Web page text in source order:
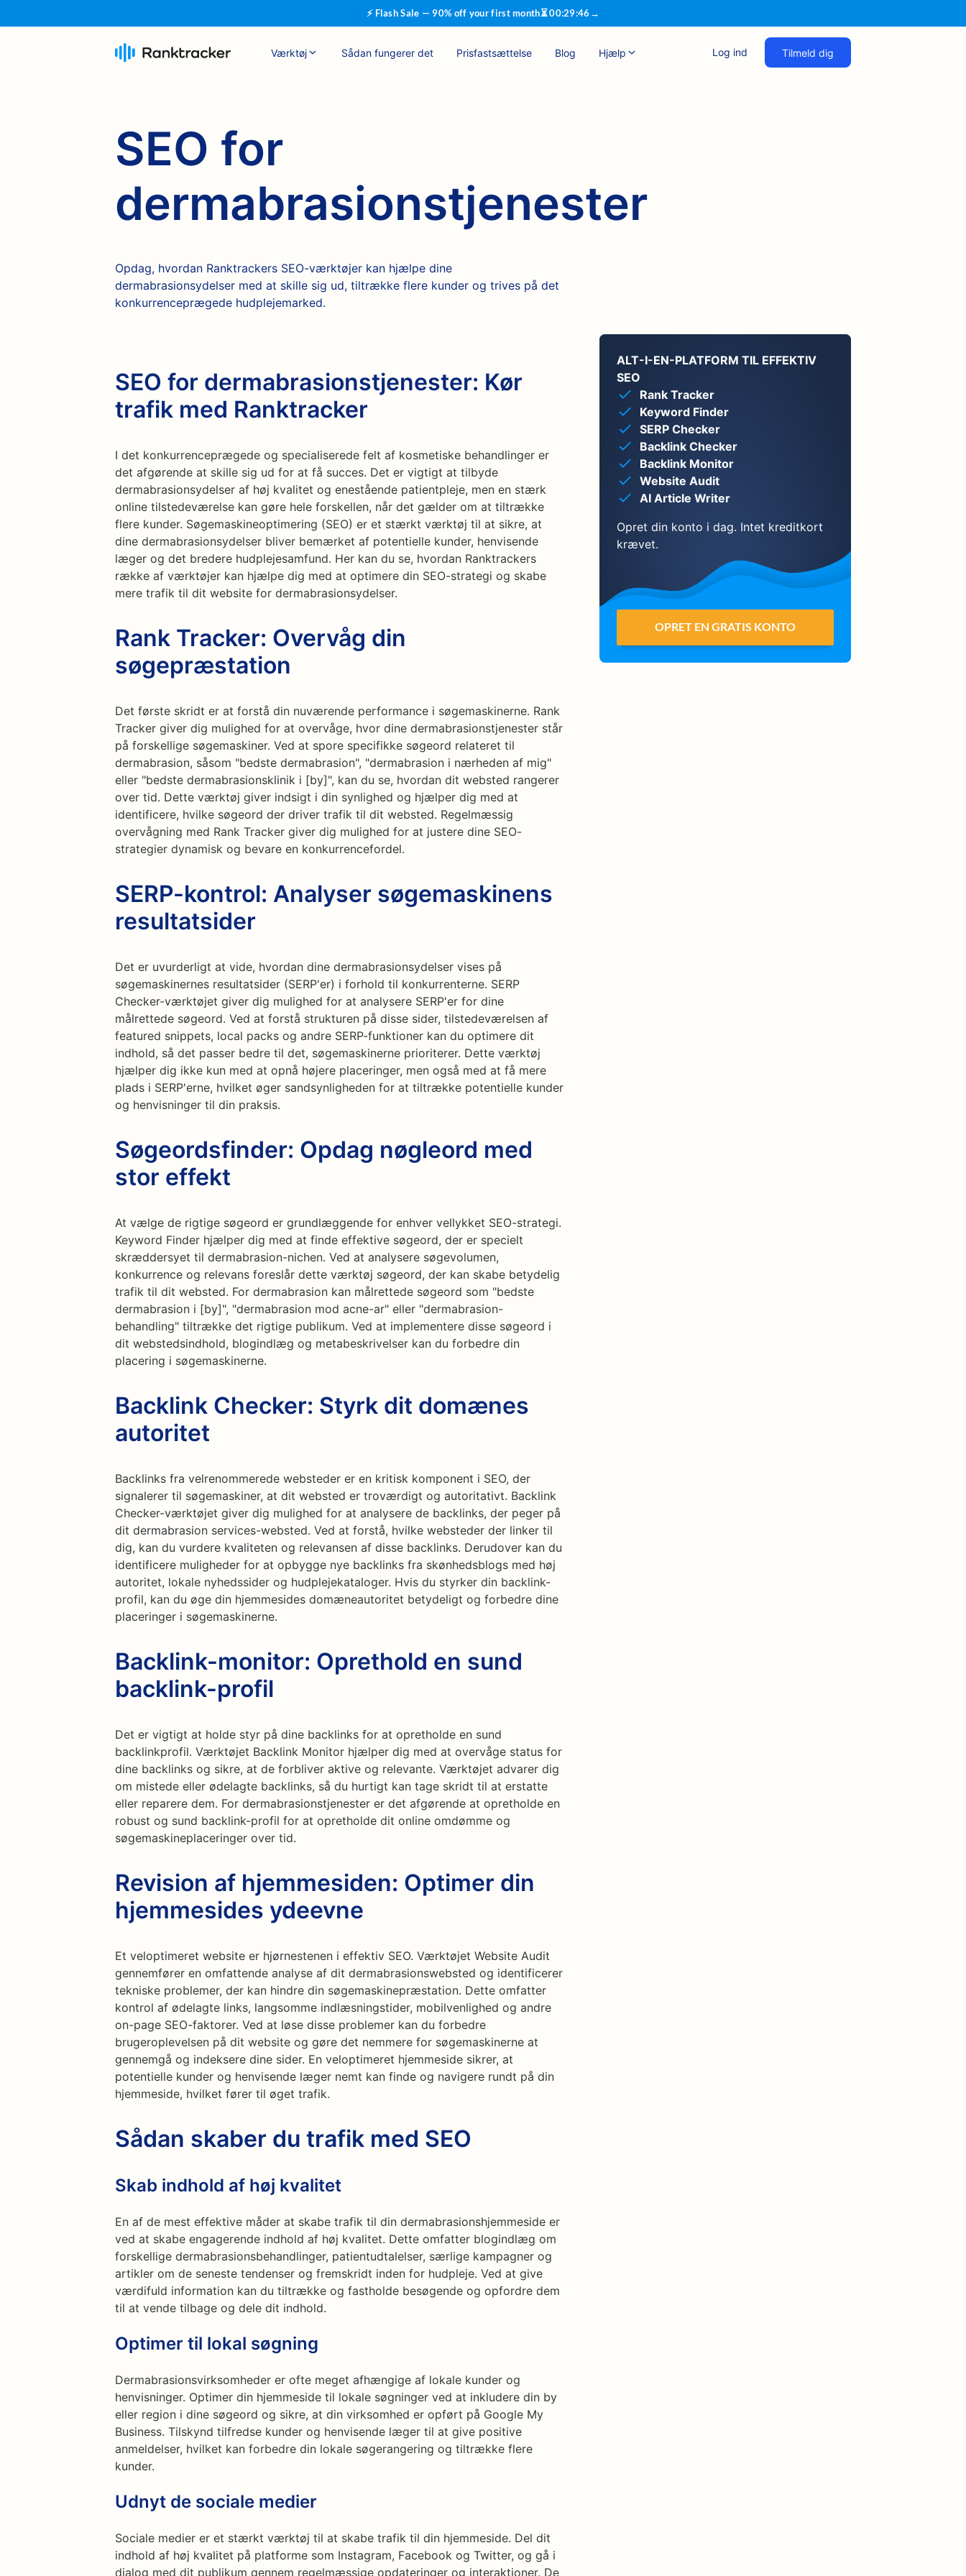
⚡ Flash Sale — 90% off your first month⏳00:29:45 →
Værktøj Sådan fungerer det Prisfastsættelse Blog Hjælp Log ind Tilmeld dig
SEO for
dermabrasionstjenester
Opdag, hvordan Ranktrackers SEO-værktøjer kan hjælpe dine
dermabrasionsydelser med at skille sig ud, tiltrække flere kunder og trives på det
konkurrenceprægede hudplejemarked.
SEO for dermabrasionstjenester: Kør
trafik med Ranktracker
I det konkurrenceprægede og specialiserede felt af kosmetiske behandlinger er
det afgørende at skille sig ud for at få succes. Det er vigtigt at tilbyde
dermabrasionsydelser af høj kvalitet og enestående patientpleje, men en stærk
online tilstedeværelse kan gøre hele forskellen, når det gælder om at tiltrække
flere kunder. Søgemaskineoptimering (SEO) er et stærkt værktøj til at sikre, at
dine dermabrasionsydelser bliver bemærket af potentielle kunder, henvisende
læger og det bredere hudplejesamfund. Her kan du se, hvordan Ranktrackers
række af værktøjer kan hjælpe dig med at optimere din SEO-strategi og skabe
mere trafik til dit website for dermabrasionsydelser.
Rank Tracker: Overvåg din
søgepræstation
Det første skridt er at forstå din nuværende performance i søgemaskinerne. Rank
Tracker giver dig mulighed for at overvåge, hvor dine dermabrasionstjenester står
på forskellige søgemaskiner. Ved at spore specifikke søgeord relateret til
dermabrasion, såsom "bedste dermabrasion", "dermabrasion i nærheden af mig"
eller "bedste dermabrasionsklinik i [by]", kan du se, hvordan dit websted rangerer
over tid. Dette værktøj giver indsigt i din synlighed og hjælper dig med at
identificere, hvilke søgeord der driver trafik til dit websted. Regelmæssig
overvågning med Rank Tracker giver dig mulighed for at justere dine SEO-
strategier dynamisk og bevare en konkurrencefordel.
SERP-kontrol: Analyser søgemaskinens
resultatsider
Det er uvurderligt at vide, hvordan dine dermabrasionsydelser vises på
søgemaskinernes resultatsider (SERP'er) i forhold til konkurrenterne. SERP
Checker-værktøjet giver dig mulighed for at analysere SERP'er for dine
målrettede søgeord. Ved at forstå strukturen på disse sider, tilstedeværelsen af
featured snippets, local packs og andre SERP-funktioner kan du optimere dit
indhold, så det passer bedre til det, søgemaskinerne prioriterer. Dette værktøj
hjælper dig ikke kun med at opnå højere placeringer, men også med at få mere
plads i SERP'erne, hvilket øger sandsynligheden for at tiltrække potentielle kunder
og henvisninger til din praksis.
Søgeordsfinder: Opdag nøgleord med
stor effekt
At vælge de rigtige søgeord er grundlæggende for enhver vellykket SEO-strategi.
Keyword Finder hjælper dig med at finde effektive søgeord, der er specielt
skræddersyet til dermabrasion-nichen. Ved at analysere søgevolumen,
konkurrence og relevans foreslår dette værktøj søgeord, der kan skabe betydelig
trafik til dit websted. For dermabrasion kan målrettede søgeord som "bedste
dermabrasion i [by]", "dermabrasion mod acne-ar" eller "dermabrasion-
behandling" tiltrække det rigtige publikum. Ved at implementere disse søgeord i
dit webstedsindhold, blogindlæg og metabeskrivelser kan du forbedre din
placering i søgemaskinerne.
Backlink Checker: Styrk dit domænes
autoritet
Backlinks fra velrenommerede websteder er en kritisk komponent i SEO, der
signalerer til søgemaskiner, at dit websted er troværdigt og autoritativt. Backlink
Checker-værktøjet giver dig mulighed for at analysere de backlinks, der peger på
dit dermabrasion services-websted. Ved at forstå, hvilke websteder der linker til
dig, kan du vurdere kvaliteten og relevansen af disse backlinks. Derudover kan du
identificere muligheder for at opbygge nye backlinks fra skønhedsblogs med høj
autoritet, lokale nyhedssider og hudplejekataloger. Hvis du styrker din backlink-
profil, kan du øge din hjemmesides domæneautoritet betydeligt og forbedre dine
placeringer i søgemaskinerne.
Backlink-monitor: Oprethold en sund
backlink-profil
Det er vigtigt at holde styr på dine backlinks for at opretholde en sund
backlinkprofil. Værktøjet Backlink Monitor hjælper dig med at overvåge status for
dine backlinks og sikre, at de forbliver aktive og relevante. Værktøjet advarer dig
om mistede eller ødelagte backlinks, så du hurtigt kan tage skridt til at erstatte
eller reparere dem. For dermabrasionstjenester er det afgørende at opretholde en
robust og sund backlink-profil for at opretholde dit online omdømme og
søgemaskineplaceringer over tid.
Revision af hjemmesiden: Optimer din
hjemmesides ydeevne
Et veloptimeret website er hjørnestenen i effektiv SEO. Værktøjet Website Audit
gennemfører en omfattende analyse af dit dermabrasionswebsted og identificerer
tekniske problemer, der kan hindre din søgemaskinepræstation. Dette omfatter
kontrol af ødelagte links, langsomme indlæsningstider, mobilvenlighed og andre
on-page SEO-faktorer. Ved at løse disse problemer kan du forbedre
brugeroplevelsen på dit website og gøre det nemmere for søgemaskinerne at
gennemgå og indeksere dine sider. En veloptimeret hjemmeside sikrer, at
potentielle kunder og henvisende læger nemt kan finde og navigere rundt på din
hjemmeside, hvilket fører til øget trafik.
Sådan skaber du trafik med SEO
Skab indhold af høj kvalitet
En af de mest effektive måder at skabe trafik til din dermabrasionshjemmeside er
ved at skabe engagerende indhold af høj kvalitet. Dette omfatter blogindlæg om
forskellige dermabrasionsbehandlinger, patientudtalelser, særlige kampagner og
artikler om de seneste tendenser og fremskridt inden for hudpleje. Ved at give
værdifuld information kan du tiltrække og fastholde besøgende og opfordre dem
til at vende tilbage og dele dit indhold.
Optimer til lokal søgning
Dermabrasionsvirksomheder er ofte meget afhængige af lokale kunder og
henvisninger. Optimer din hjemmeside til lokale søgninger ved at inkludere din by
eller region i dine søgeord og sikre, at din virksomhed er opført på Google My
Business. Tilskynd tilfredse kunder og henvisende læger til at give positive
anmeldelser, hvilket kan forbedre din lokale søgerangering og tiltrække flere
kunder.
Udnyt de sociale medier
Sociale medier er et stærkt værktøj til at skabe trafik til din hjemmeside. Del dit
indhold af høj kvalitet på platforme som Instagram, Facebook og Twitter, og gå i
dialog med dit publikum gennem regelmæssige opdateringer og interaktioner. De
ALT-I-EN-PLATFORM TIL EFFEKTIV
SEO
Rank Tracker
Keyword Finder
SERP Checker
Backlink Checker
Backlink Monitor
Website Audit
AI Article Writer
Opret din konto i dag. Intet kreditkort
krævet.
OPRET EN GRATIS KONTO